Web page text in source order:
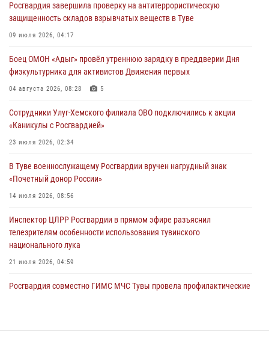
31 июля 2026, 03:49
Сотрудники вневедомственной охраны приняли участие в акции
26 сигналов «Тревога» с автотранспортов отработали экипажи
29 июля 2026, 08:37
В Туве офицер Росгвардии подвела итоги юбилейного личного
28 июля 2026, 07:48
Росгвардия завершила проверку на антитеррористическую
защищенность складов взрывчатых веществ в Туве
09 июля 2026, 04:17
Боец ОМОН «Адыг» провёл утреннюю зарядку в преддверии Дня
физкультурника для активистов Движения первых
04 августа 2026, 08:28 5
Сотрудники Улуг-Хемского филиала ОВО подключились к акции
«Каникулы с Росгвардией»
23 июля 2026, 02:34
В Туве военнослужащему Росгвардии вручен нагрудный знак
«Почетный донор России»
14 июля 2026, 08:56
Инспектор ЦЛРР Росгвардии в прямом эфире разъяснил
телезрителям особенности использования тувинского
национального лука
21 июля 2026, 04:59
Росгвардия совместно ГИМС МЧС Тувы провела профилактические